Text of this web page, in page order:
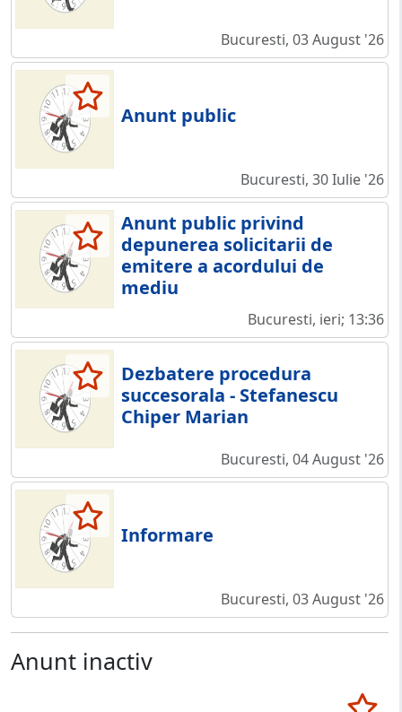
Bucuresti, 03 August '26
Anunt public
Bucuresti, 30 Iulie '26
Anunt public privind
depunerea solicitarii de
emitere a acordului de
mediu
Bucuresti, ieri; 13:36
Dezbatere procedura
succesorala - Stefanescu
Chiper Marian
Bucuresti, 04 August '26
Informare
Bucuresti, 03 August '26
Anunt inactiv